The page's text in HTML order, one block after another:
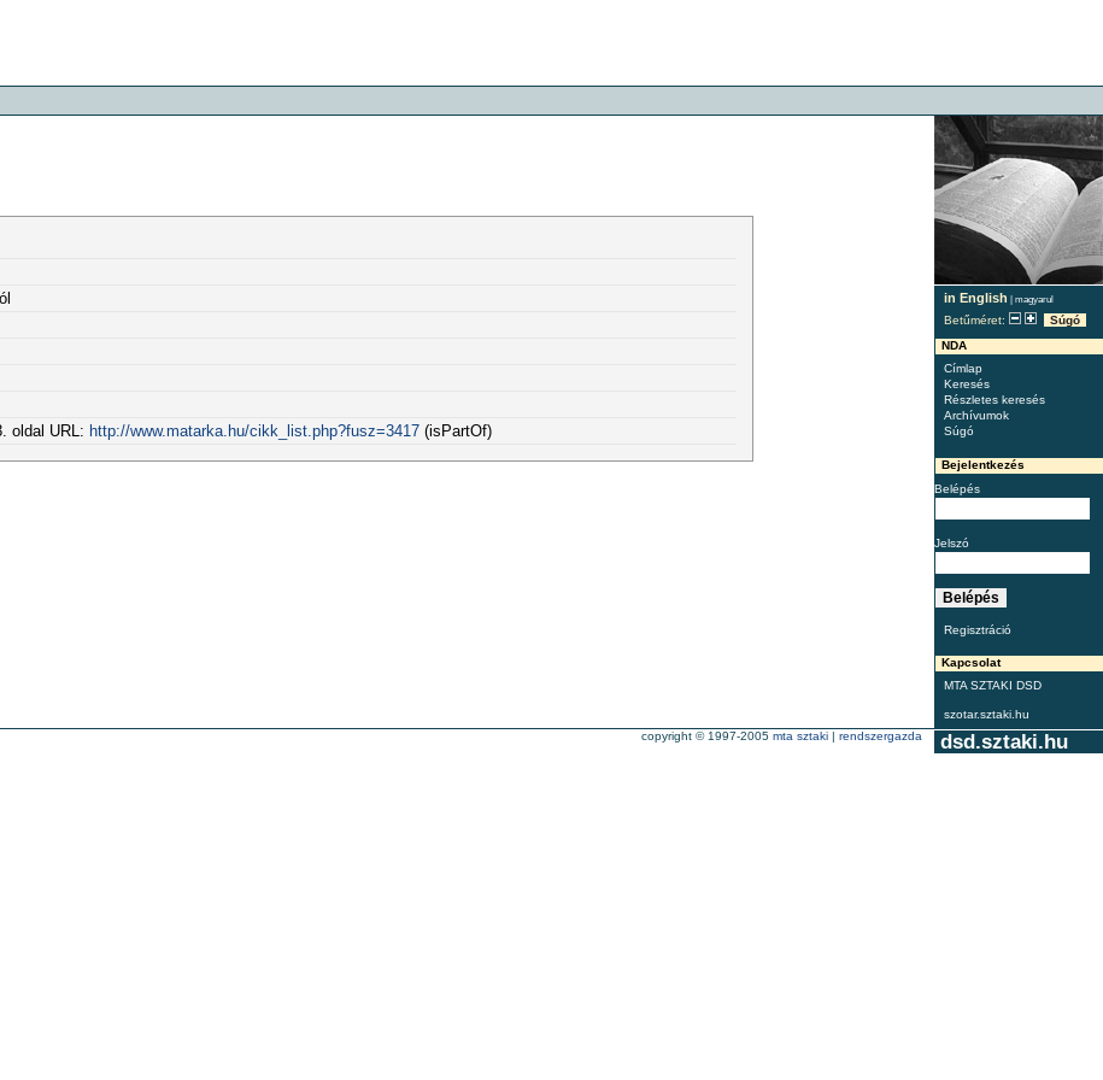
in English | magyarul
Betűméret:
Súgó
NDA
Címlap
Keresés
Részletes keresés
Archívumok
Súgó
Bejelentkezés
Belépés
Jelszó
Regisztráció
Kapcsolat
MTA SZTAKI DSD
szotar.sztaki.hu
oldal URL: http://www.matarka.hu/cikk_list.php?fusz=3417(isPartOf)
dsd.sztaki.hu
copyright © 1997-2005 mta sztaki | rendszergazda